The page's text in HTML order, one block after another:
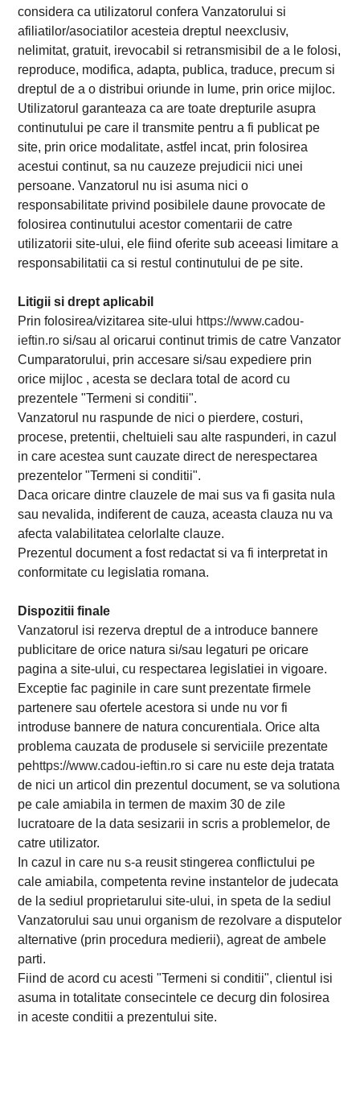
considera ca utilizatorul confera Vanzatorului si
afiliatilor/asociatilor acesteia dreptul neexclusiv,
nelimitat, gratuit, irevocabil si retransmisibil de a le folosi,
reproduce, modifica, adapta, publica, traduce, precum si
dreptul de a o distribui oriunde in lume, prin orice mijloc.
Utilizatorul garanteaza ca are toate drepturile asupra
continutului pe care il transmite pentru a fi publicat pe
site, prin orice modalitate, astfel incat, prin folosirea
acestui continut, sa nu cauzeze prejudicii nici unei
persoane. Vanzatorul nu isi asuma nici o
responsabilitate privind posibilele daune provocate de
folosirea continutului acestor comentarii de catre
utilizatorii site-ului, ele fiind oferite sub aceeasi limitare a
responsabilitatii ca si restul continutului de pe site.
Litigii si drept aplicabil
Prin folosirea/vizitarea site-ului https://www.cadou-
ieftin.ro si/sau al oricarui continut trimis de catre Vanzator
Cumparatorului, prin accesare si/sau expediere prin
orice mijloc , acesta se declara total de acord cu
prezentele "Termeni si conditii".
Vanzatorul nu raspunde de nici o pierdere, costuri,
procese, pretentii, cheltuieli sau alte raspunderi, in cazul
in care acestea sunt cauzate direct de nerespectarea
prezentelor "Termeni si conditii".
Daca oricare dintre clauzele de mai sus va fi gasita nula
sau nevalida, indiferent de cauza, aceasta clauza nu va
afecta valabilitatea celorlalte clauze.
Prezentul document a fost redactat si va fi interpretat in
conformitate cu legislatia romana.
Dispozitii finale
Vanzatorul isi rezerva dreptul de a introduce bannere
publicitare de orice natura si/sau legaturi pe oricare
pagina a site-ului, cu respectarea legislatiei in vigoare.
Exceptie fac paginile in care sunt prezentate firmele
partenere sau ofertele acestora si unde nu vor fi
introduse bannere de natura concurentiala. Orice alta
problema cauzata de produsele si serviciile prezentate
pehttps://www.cadou-ieftin.ro si care nu este deja tratata
de nici un articol din prezentul document, se va solutiona
pe cale amiabila in termen de maxim 30 de zile
lucratoare de la data sesizarii in scris a problemelor, de
catre utilizator.
In cazul in care nu s-a reusit stingerea conflictului pe
cale amiabila, competenta revine instantelor de judecata
de la sediul proprietarului site-ului, in speta de la sediul
Vanzatorului sau unui organism de rezolvare a disputelor
alternative (prin procedura medierii), agreat de ambele
parti.
Fiind de acord cu acesti "Termeni si conditii", clientul isi
asuma in totalitate consecintele ce decurg din folosirea
in aceste conditii a prezentului site.